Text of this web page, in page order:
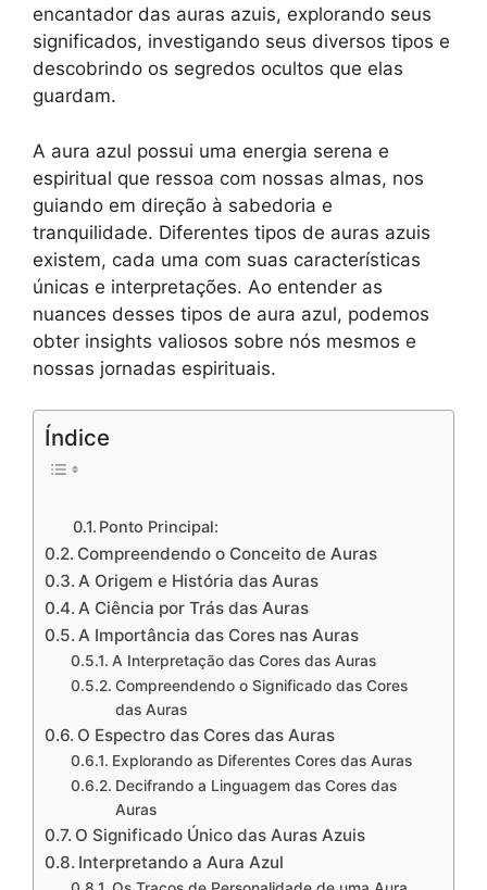
encantador das auras azuis, explorando seus
significados, investigando seus diversos tipos e
descobrindo os segredos ocultos que elas
guardam.
A aura azul possui uma energia serena e
espiritual que ressoa com nossas almas, nos
guiando em direção à sabedoria e
tranquilidade. Diferentes tipos de auras azuis
existem, cada uma com suas características
únicas e interpretações. Ao entender as
nuances desses tipos de aura azul, podemos
obter insights valiosos sobre nós mesmos e
nossas jornadas espirituais.
Índice
Ponto Principal:
Compreendendo o Conceito de Auras
A Origem e História das Auras
A Ciência por Trás das Auras
A Importância das Cores nas Auras
A Interpretação das Cores das Auras
Compreendendo o Significado das Cores
das Auras
O Espectro das Cores das Auras
Explorando as Diferentes Cores das Auras
Decifrando a Linguagem das Cores das
Auras
O Significado Único das Auras Azuis
Interpretando a Aura Azul